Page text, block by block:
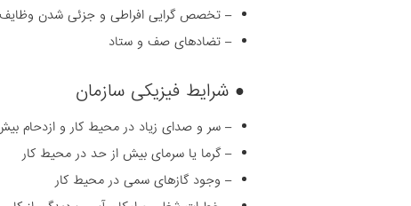
– تخصص گرایی افراطی و جزئی شدن
– تضادهای صف و ستاد
● شرایط فیزیکی سازمان
– سر و صدای زیاد در محیط کار و ازدحام
– گرما یا سرمای بیش از حد در محیط کار
– وجود گازهای سمی در محیط کار